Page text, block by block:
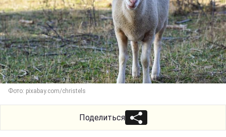
Фото: pixabay.com/christels
Поделиться